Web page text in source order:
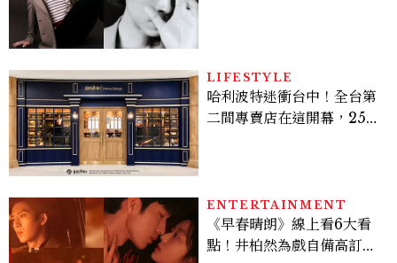
LIFESTYLE
哈利波特迷衝台中！全台第
二間專賣店在這開幕，25週
ENTERTAINMENT
《早春晴朗》線上看6大看
點！井柏然為戲自備高訂，